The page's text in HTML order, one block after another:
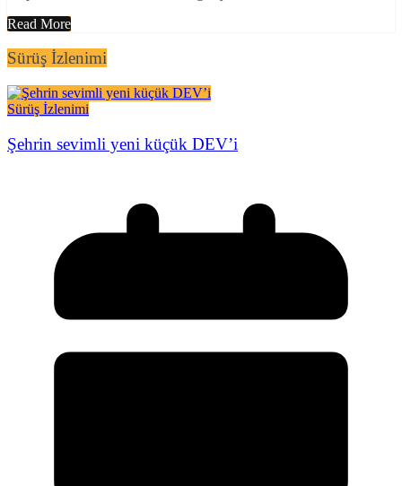
Read More
Sürüş İzlenimi
Sürüş İzlenimi
Şehrin sevimli yeni küçük DEV’i